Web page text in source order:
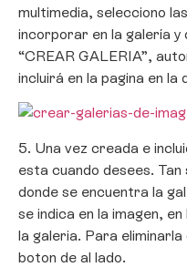
multimedia, selecciono
incorporar en la galería y
“CREAR GALERIA”,
incluirá en la pagina en
5. Una vez creada e
esta cuando desees.
donde se encuentra la
se indica en la imagen,
la galeria. Para
boton de al lado.